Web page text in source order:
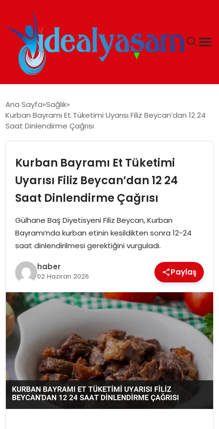
GÜNDEM
İDEAL SPOR
YAŞAM
MAGAZIN
SAĞLIK
SOSYAL HABER
Ana Sayfa Sağlık
Kurban Bayramı Et Tüketimi Uyarısı Filiz Beycan’dan 12 24
Saat Dinlendirme Çağrısı
Kurban Bayramı Et Tüketimi
Uyarısı Filiz Beycan’dan 12 24
Saat Dinlendirme Çağrısı
Gülhane Baş Diyetisyeni Filiz Beycan, Kurban
Bayramı’nda kurban etinin kesildikten sonra 12-24
saat dinlendirilmesi gerektiğini vurguladı.
haber
02 Haziran 2026 Paylaş